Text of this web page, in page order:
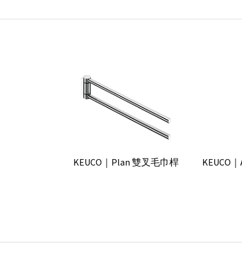
KEUCO｜Plan 雙叉毛巾桿
KEUCO